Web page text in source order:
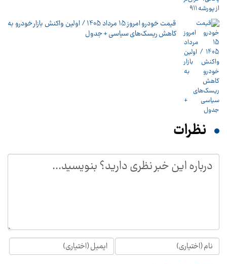
قیمت خودرو امروز 15 مرداد 1405 / اولین واکنش بازار خودرو به
کاهش ریسک‌های سیاسی + جدول
نظرات